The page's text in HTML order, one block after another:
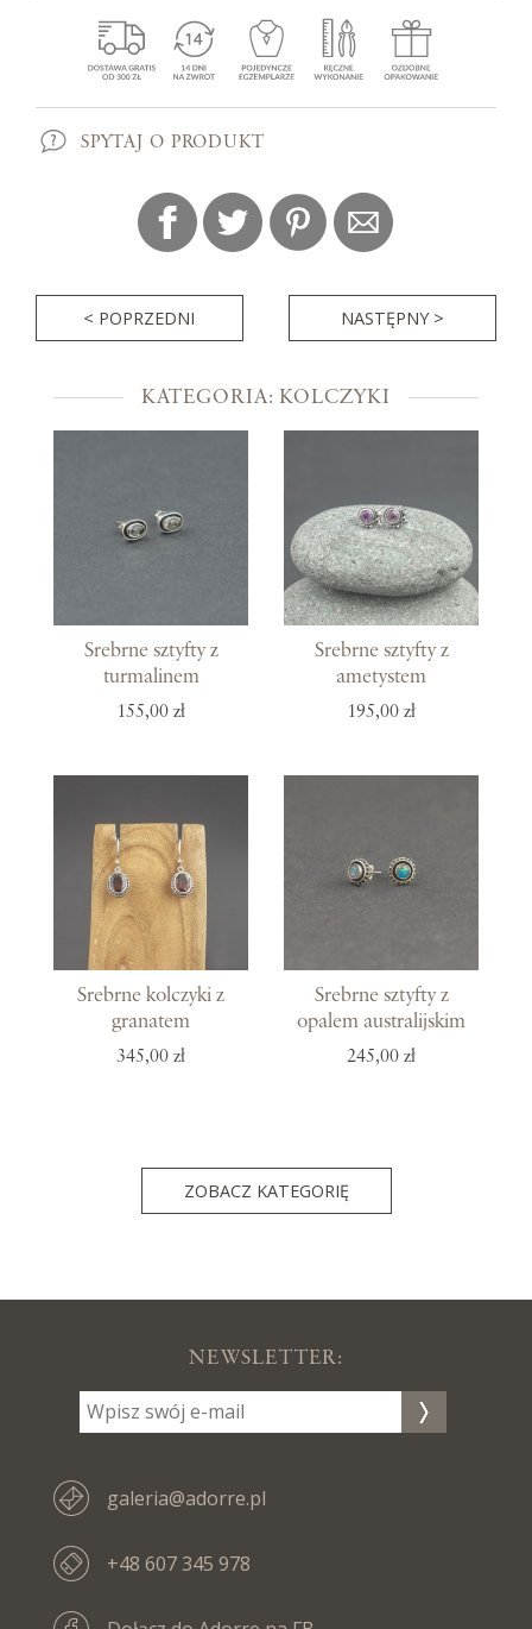
SPYTAJ O PRODUKT
< POPRZEDNI NASTĘPNY >
KATEGORIA: KOLCZYKI
Srebrne sztyfty z
turmalinem
155,00 zł
Srebrne sztyfty z
ametystem
195,00 zł
Srebrne kolczyki z
granatem
345,00 zł
Srebrne sztyfty z
opalem australijskim
245,00 zł
ZOBACZ KATEGORIĘ
NEWSLETTER:
galeria@adorre.pl
+48 607 345 978